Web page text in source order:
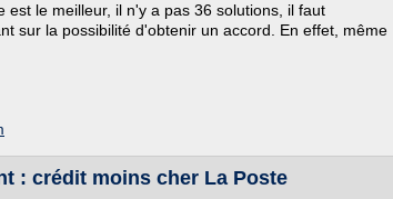
est le meilleur, il n'y a pas 36 solutions, il faut
sur la possibilité d'obtenir un accord. En effet, même
: crédit moins cher La Poste